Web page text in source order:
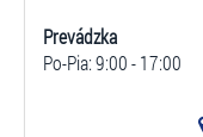
Prevádzka
Po-Pia: 9:00 - 17:00